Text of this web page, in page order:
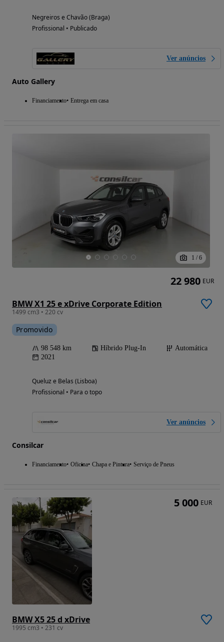
Negreiros e Chavão (Braga)
Profissional • Publicado
Ver anúncios
Auto Gallery
Financiamento Entrega em casa
1 / 6
BMW X1 25 e xDrive Corporate Edition
1499 cm3 • 220 cv
Promovido
98 548 km Híbrido Plug-In
Automática
2021
Queluz e Belas (Lisboa)
Profissional • Para o topo
Ver anúncios
Consilcar
Financiamento Oficina Chapa e Pintura Serviço de Pneus
22 980 EUR
BMW X5 25 d xDrive
1995 cm3 • 231 cv
5 000 EUR